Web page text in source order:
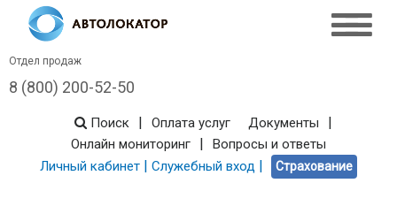
Отдел продаж
8 (800) 200-52-50
Поиск | Оплата услуг Документы |
Онлайн мониторинг |
Вопросы и ответы
Личный кабинет | Служебный вход | Страхование